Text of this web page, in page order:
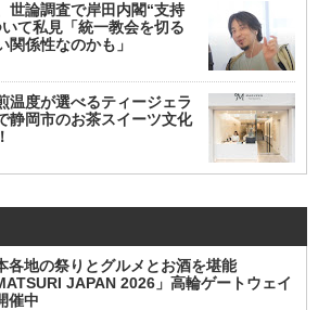
世論調査で岸田内閣“支持
て私見「統一教会を切る
関係性なのかも」
温度が選べるティージェラ
静岡市のお茶スイーツ文化
各地の祭りとグルメとお酒を堪能
JAPAN 2026」高輪ゲートウェイ
催中